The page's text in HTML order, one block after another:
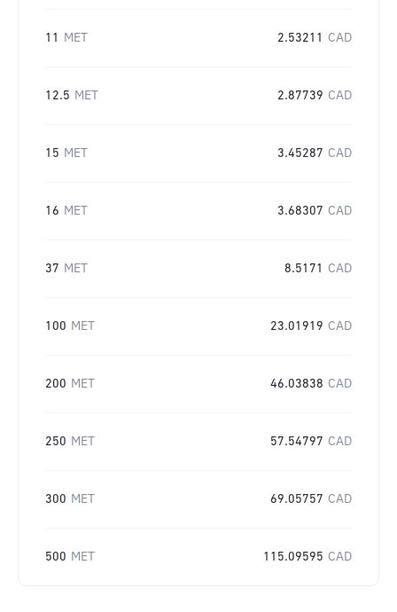
11 MET 2.53211 CAD
12.5 MET 2.87739 CAD
15 MET 3.45287 CAD
16 MET 3.68307 CAD
37 MET 8.5171 CAD
100 MET 23.01919 CAD
200 MET 46.03838 CAD
250 MET 57.54797 CAD
300 MET 69.05757 CAD
500 MET 115.09595 CAD